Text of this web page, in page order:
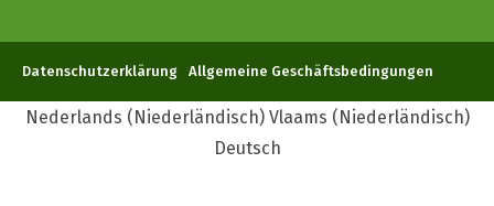
Datenschutzerklärung Allgemeine Geschäftsbedingungen
Nederlands ( Niederländisch) Vlaams ( Niederländisch)
Deutsch